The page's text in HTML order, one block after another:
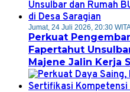
Jumat, 24 Juli 2026, 20:30
Perkuat
Fapertahut
Majene Jalin Kerja